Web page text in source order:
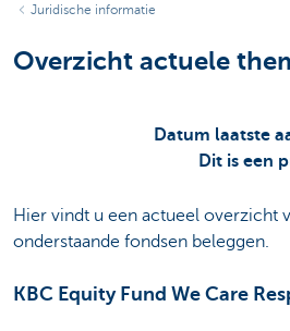
Juridische informatie
Overzicht actuele
Datum laatste
Dit is een
Hier vindt u een actueel overzicht
onderstaande fondsen beleggen.
KBC Equity Fund We Care